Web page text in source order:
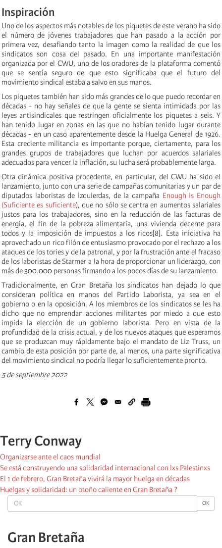
OK OK
Gran Bretaña
Inspiración
Uno de los aspectos más notables de los piquetes de este verano ha sido
el número de jóvenes trabajadores que han pasado a la acción por
primera vez, desafiando tanto la imagen como la realidad de que los
sindicatos son cosa del pasado. En una importante manifestación
organizada por el CWU, uno de los oradores de la plataforma comentó
que se sentía seguro de que esto significaba que el futuro del
movimiento sindical estaba a salvo en sus manos.
Los piquetes también han sido más grandes de lo que puedo recordar en
décadas - no hay señales de que la gente se sienta intimidada por las
leyes antisindicales que restringen oficialmente los piquetes a seis. Y
han tenido lugar en zonas en las que no habían tenido lugar durante
décadas - en un caso aparentemente desde la Huelga General de 1926.
Esta creciente militancia es importante porque, ciertamente, para los
grandes grupos de trabajadores que luchan por acuerdos salariales
adecuados para vencer la inflación, su lucha será probablemente larga.
Otra dinámica positiva procedente, en particular, del CWU ha sido el
lanzamiento, junto con una serie de campañas comunitarias y un par de
diputados laboristas de izquierdas, de la campaña Enough is Enough
(Suficiente es suficiente), que no sólo se centra en aumentos salariales
justos para los trabajadores, sino en la reducción de las facturas de
energía, el fin de la pobreza alimentaria, una vivienda decente para
todos y la imposición de impuestos a los ricos[8]. Esta iniciativa ha
aprovechado un rico filón de entusiasmo provocado por el rechazo a los
ataques de los tories y de la patronal, y por la frustración ante el fracaso
de los laboristas de Starmer a la hora de proporcionar un liderazgo, con
más de 300.000 personas firmando a los pocos días de su lanzamiento.
Tradicionalmente, en Gran Bretaña los sindicatos han dejado lo que
consideran política en manos del Partido Laborista, ya sea en el
gobierno o en la oposición. A los miembros de los sindicatos se les ha
dicho que no emprendan acciones militantes por miedo a que esto
impida la elección de un gobierno laborista. Pero en vista de la
profundidad de la crisis actual, y de los nuevos ataques que esperamos
que se produzcan muy rápidamente bajo el mandato de Liz Truss, un
cambio de esta posición por parte de, al menos, una parte significativa
del movimiento sindical no podría llegar lo suficientemente pronto.
5 de septiembre 2022
Terry Conway
Organizarse ante el caos mundial
Se está construyendo una solidaridad internacional con lxs Palestinxs
El 1 de febrero, Gran Bretaña vivirá la mayor huelga en décadas
Huelgas y solidaridad: un otoño caliente en Gran Bretaña ?